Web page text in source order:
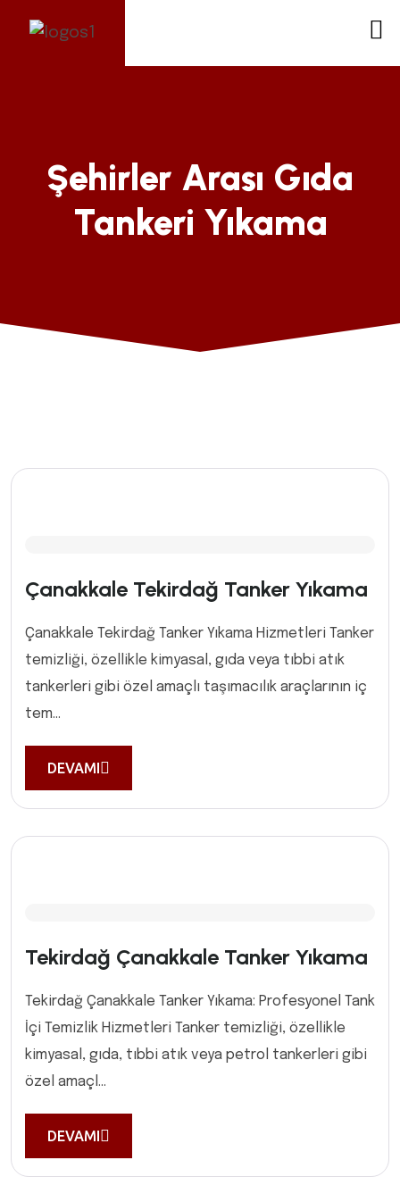
Şehirler Arası Gıda
Tankeri Yıkama
Çanakkale Tekirdağ Tanker Yıkama
Çanakkale Tekirdağ Tanker Yıkama Hizmetleri Tanker
temizliği, özellikle kimyasal, gıda veya tıbbi atık
tankerleri gibi özel amaçlı taşımacılık araçlarının iç
tem...
DEVAMI
Tekirdağ Çanakkale Tanker Yıkama
Tekirdağ Çanakkale Tanker Yıkama: Profesyonel Tank
İçi Temizlik Hizmetleri Tanker temizliği, özellikle
kimyasal, gıda, tıbbi atık veya petrol tankerleri gibi
özel amaçl...
DEVAMI